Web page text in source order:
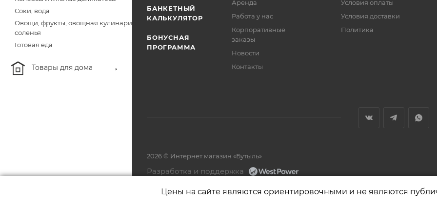
Соки, вода
Овощи, фрукты, овощная кулинария,
соленья
Готовая еда
Товары для дома
БАНКЕТНЫЙ
КАЛЬКУЛЯТОР
БОНУСНАЯ
ПРОГРАММА
Аренда
Работа у нас
Корпоративные
заказы
Новости
Контакты
Условия оплаты
Условия доставки
Политика
2026 © Интернет магазин «Бутыль»
Разработка и поддержка
Цены на сайте являются ориентировочными и не являются